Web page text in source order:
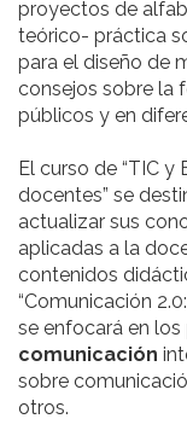
proyectos de
teórico- práctica
para el diseño de
consejos sobre la
públicos y en
El curso de “TIC
docentes” se
actualizar sus
aplicadas a la
contenidos
“Comunicación
se enfocará en los
comunicación
sobre
otros.